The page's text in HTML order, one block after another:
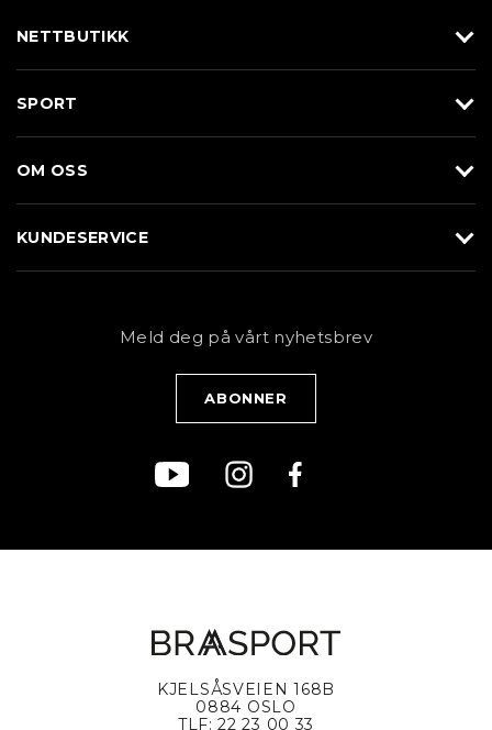
NETTBUTIKK
Sko
Merkevarer
SPORT
Løp
Sykkel
OM OSS
KUNDESERVICE
PersonvernerklæringMeld deg på vårt nyhetsbrev
KJELSÅSVEIEN 168B
0884 OSLO
TLF: 22 23 00 33